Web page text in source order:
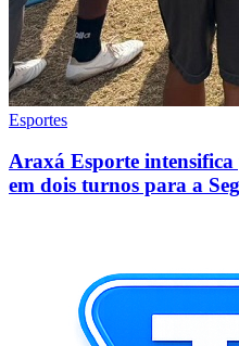
Esportes
Araxá Esporte
em dois turnos para a